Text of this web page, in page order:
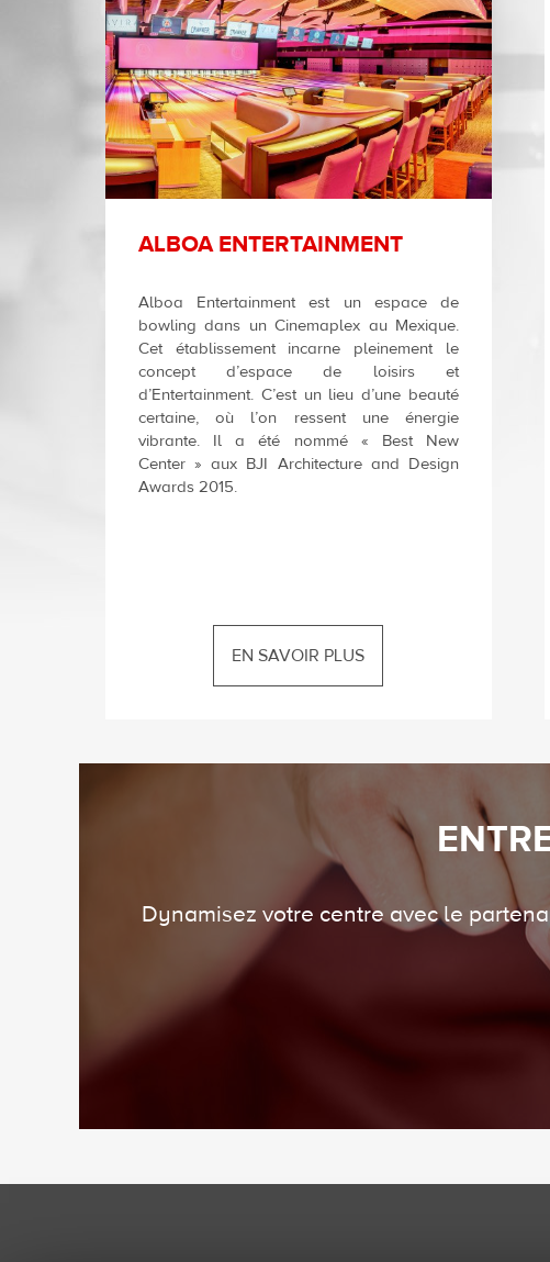
ALBOA ENTERTAINMENT
Alboa Entertainment est un espace de
bowling dans un Cinemaplex au Mexique.
Cet établissement incarne pleinement le
concept d’espace de loisirs et
d’Entertainment. C’est un lieu d’une beauté
certaine, où l’on ressent une énergie
vibrante. Il a été nommé « Best New
Center » aux BJI Architecture and Design
Awards 2015.
EN SAVOIR PLUS
Dynamisez votre centre avec le